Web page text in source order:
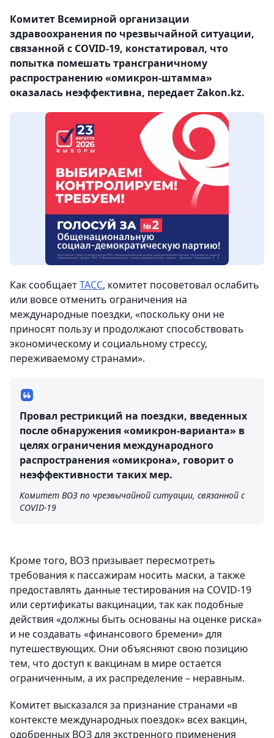
Комитет Всемирной организации
здравоохранения по чрезвычайной ситуации,
связанной с COVID-19, констатировал, что
попытка помешать трансграничному
распространению «омикрон-штамма»
оказалась неэффективна, передает Zakon.kz.
Как сообщаетТАСС, комитет посоветовал ослабить
или вовсе отменить ограничения на
международные поездки, «поскольку они не
приносят пользу и продолжают способствовать
экономическому и социальному стрессу,
переживаемому странами».
Провал рестрикций на поездки, введенных
после обнаружения «омикрон-варианта» в
целях ограничения международного
распространения «омикрона», говорит о
неэффективности таких мер.
Комитет ВОЗ по чрезвычайной ситуации, связанной с
COVID-19
Кроме того, ВОЗ призывает пересмотреть
требования к пассажирам носить маски, а также
предоставлять данные тестирования на COVID-19
или сертификаты вакцинации, так как подобные
действия «должны быть основаны на оценке риска»
и не создавать «финансового бремени» для
путешествующих. Они объясняют свою позицию
тем, что доступ к вакцинам в мире остается
ограниченным, а их распределение – неравным.
Комитет высказался за признание странами «в
контексте международных поездок» всех вакцин,
одобренных ВОЗ для экстренного применения